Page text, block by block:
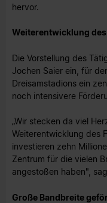
hervor.
Weiterentwicklung
Die Vorstellung des
Jochen Saier ein, für
Dreisamstadions ein
noch intensivere
„Wir stecken da viel
Weiterentwicklung des
investieren zehn
Zentrum für die vielen
angestoßen haben",
Große Bandbreite